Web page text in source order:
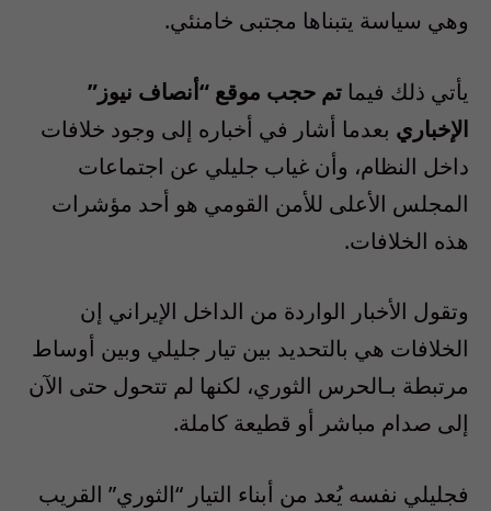
وهي سياسة يتبناها مجتبى خامنئي.
يأتي ذلك فيما تم حجب موقع “أنصاف نيوز”
الإخباري بعدما أشار في أخباره إلى وجود خلافات
داخل النظام، وأن غياب جليلي عن اجتماعات
المجلس الأعلى للأمن القومي هو أحد مؤشرات
هذه الخلافات.
وتقول الأخبار الواردة من الداخل الإيراني إن
الخلافات هي بالتحديد بين تيار جليلي وبين أوساط
مرتبطة بـالحرس الثوري، لكنها لم تتحول حتى الآن
إلى صدام مباشر أو قطيعة كاملة.
فجليلي نفسه يُعد من أبناء التيار “الثوري” القريب